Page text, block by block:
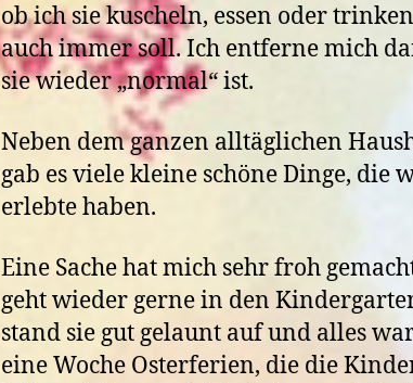
ob ich sie kuscheln, essen oder
auch immer soll. Ich entferne mich
sie wieder „normal“ ist.
Neben dem ganzen alltäglichen
gab es viele kleine schöne Dinge, die
erlebte haben.
Eine Sache hat mich sehr froh
geht wieder gerne in den
stand sie gut gelaunt auf und alles
eine Woche Osterferien, die die